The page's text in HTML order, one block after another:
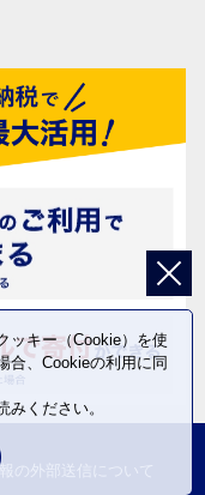
報の外部送信について
ッキー（Cookie）を使
合、Cookieの利用に同
みください。